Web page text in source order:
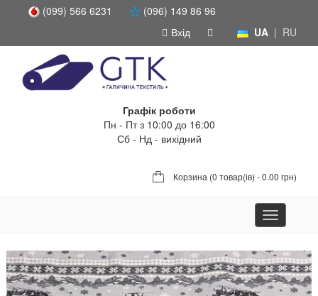
(099) 566 6231
(096) 149 86 96
UA | RU
Вхід
Графік роботи
Пн - Пт з 10:00 до 16:00
Сб - Нд - вихідний
Корзина (0 товар(ів) - 0.00 грн)
Toggle
navigation